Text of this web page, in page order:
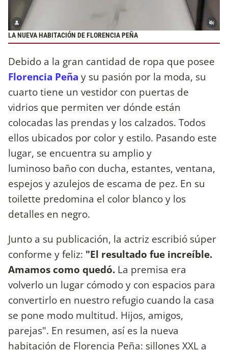
LA NUEVA HABITACIÓN DE FLORENCIA PEÑA
Debido a la gran cantidad de ropa que posee
Florencia Peña y su pasión por la moda, su
cuarto tiene un vestidor con puertas de
vidrios que permiten ver dónde están
colocadas las prendas y los calzados. Todos
ellos ubicados por color y estilo. Pasando este
lugar, se encuentra su amplio y
luminoso baño con ducha, estantes, ventana,
espejos y azulejos de escama de pez. En su
toilette predomina el color blanco y los
detalles en negro.
Junto a su publicación, la actriz escribió súper
conforme y feliz: "El resultado fue increíble.
Amamos como quedó. La premisa era
volverlo un lugar cómodo y con espacios para
convertirlo en nuestro refugio cuando la casa
se pone modo multitud. Hijos, amigos,
parejas". En resumen, así es la nueva
habitación de Florencia Peña: sillones XXL a